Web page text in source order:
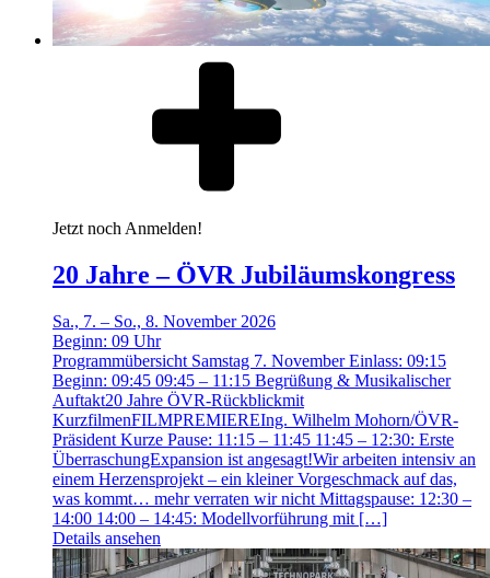
Jetzt noch Anmelden!
20 Jahre – ÖVR Jubiläumskongress
Sa., 7. – So., 8. November 2026
Beginn: 09 Uhr
Programmübersicht Samstag 7. November Einlass: 09:15
Beginn: 09:45 09:45 – 11:15 Begrüßung & Musikalischer
Auftakt20 Jahre ÖVR-Rückblickmit
KurzfilmenFILMPREMIEREIng. Wilhelm Mohorn/ÖVR-
Präsident Kurze Pause: 11:15 – 11:45 11:45 – 12:30: Erste
ÜberraschungExpansion ist angesagt!Wir arbeiten intensiv an
einem Herzensprojekt – ein kleiner Vorgeschmack auf das,
was kommt… mehr verraten wir nicht Mittagspause: 12:30 –
14:00 14:00 – 14:45: Modellvorführung mit […]
Details ansehen